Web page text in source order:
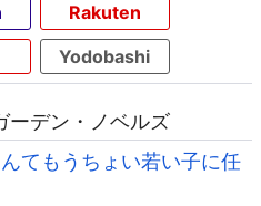
Rakuten
Yodobashi
ーデン・ノベルズ
てもうちょい若い子に任